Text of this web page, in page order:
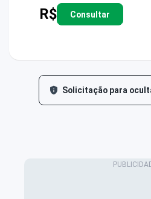
R$ Consultar
Solicitação para